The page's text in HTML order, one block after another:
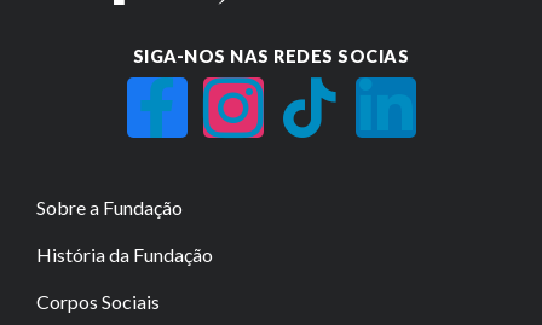
SIGA-NOS NAS REDES SOCIAS
Sobre a Fundação
História da Fundação
Corpos Sociais